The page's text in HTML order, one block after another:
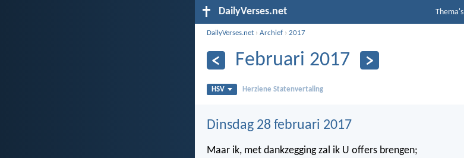
DailyVerses.net Thema's
DailyVerses.net ›Archief ›2017
Februari 2017
HSV Herziene Statenvertaling
Dinsdag 28 februari 2017
Maar ik, met dankzegging zal ik U offers brengen;